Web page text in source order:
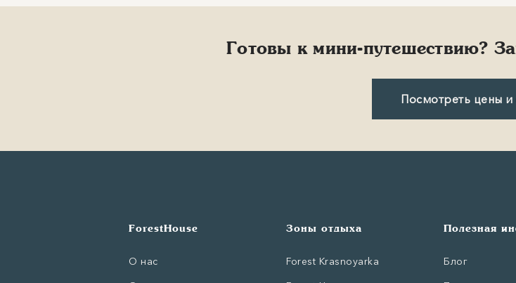
Готовы к мини-путешествию?
Посмотреть цены и
ForestHouse
О нас
Зоны отдыха
Forest Krasnoyarka
Полезная
Блог